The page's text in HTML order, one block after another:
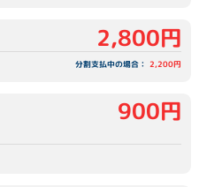
2,800円
分割支払中の場合：2,200円
900円